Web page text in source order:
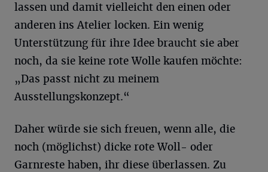
lassen und damit vielleicht den einen oder
anderen ins Atelier locken. Ein wenig
Unterstützung für ihre Idee braucht sie aber
noch, da sie keine rote Wolle kaufen möchte:
„Das passt nicht zu meinem
Ausstellungskonzept.“
Daher würde sie sich freuen, wenn alle, die
noch (möglichst) dicke rote Woll- oder
Garnreste haben, ihr diese überlassen. Zu